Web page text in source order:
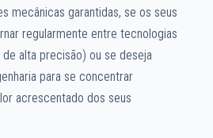
mecânicas garantidas, se os seus
regularmente entre tecnologias
alta precisão) ou se deseja
para se concentrar
acrescentado dos seus